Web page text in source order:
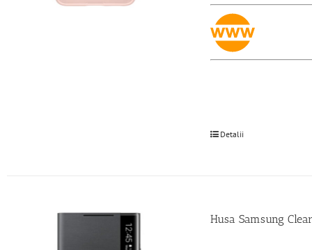
Detalii
Husa Samsung